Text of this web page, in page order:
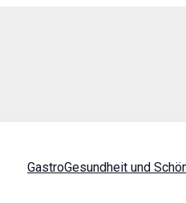
GastroGesundheit und